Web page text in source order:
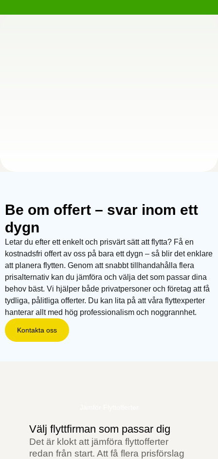
Be om offert – svar inom ett
dygn
Letar du efter ett enkelt och prisvärt sätt att flytta? Få en
kostnadsfri offert av oss på bara ett dygn – så blir det enklare
att planera flytten. Genom att snabbt tillhandahålla flera
prisalternativ kan du jämföra och välja det som passar dina
behov bäst. Vi hjälper både privatpersoner och företag att få
tydliga, pålitliga offerter. Du kan lita på att våra flyttexperter
hanterar allt med hög professionalism och noggrannhet.
Kontakta oss
Välj flyttfirman som passar dig
Det är klokt att jämföra flyttofferter
redan från start. Att få flera prisförslag